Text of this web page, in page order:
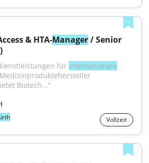
& HTA-Manager / Senior
für internationale
Biotech..."
Vollzeit